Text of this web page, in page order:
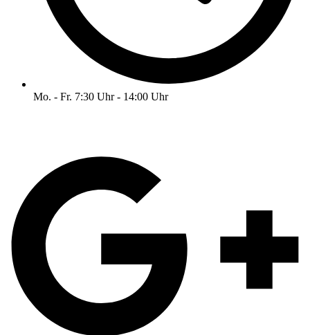
Mo. - Fr. 7:30 Uhr - 14:00 Uhr